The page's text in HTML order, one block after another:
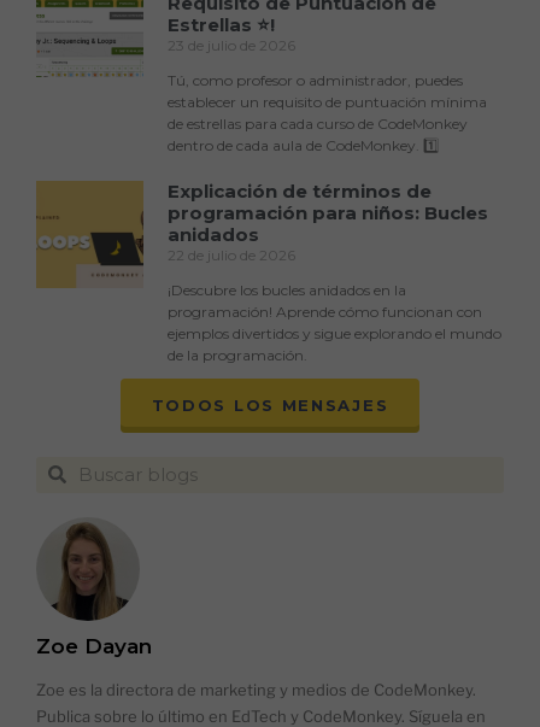
TODOS LOS MENSAJES
Zoe Dayan
Zoe es la directora de marketing y medios de CodeMonkey.
Publica sobre lo último en EdTech y CodeMonkey. Síguela en
Estrellas ⭐!
23 de julio de 2026
Tú, como profesor o administrador, puedes
establecer un requisito de puntuación mínima
de estrellas para cada curso de CodeMonkey
dentro de cada aula de CodeMonkey. 1️⃣
Explicación de términos de
programación para niños: Bucles
anidados
22 de julio de 2026
¡Descubre los bucles anidados en la
programación! Aprende cómo funcionan con
ejemplos divertidos y sigue explorando el mundo
de la programación.